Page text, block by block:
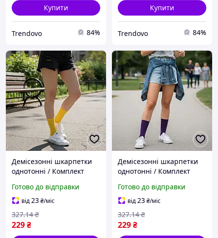
Купити
Trendovo 84%
Купити
Trendovo 84%
Демісезонні шкарпетки
однотонні / Комплект
46р, Червоний,
Помаранчевий, Жовтий /
Набір бавовняних
шкарпеток
Готово до відправки
від23₴/міс
229₴
327.14 ₴
Демісезонні шкарпетки
однотонні / Комплект
46р, Фіолетовий,
Блакитний, Чорний /
Набір бавовняних
шкарпеток
Готово до відправки
від23₴/міс
229₴
327.14 ₴